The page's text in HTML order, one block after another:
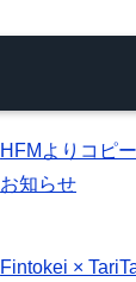
HFMよりコピ
お知らせ
Fintokei ×